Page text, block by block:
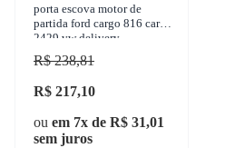
porta escova motor de
partida ford cargo 816 cargo
2429 vw delivery
constellation 24-250 1950-
2018
R$ 238,81
R$ 217,10
ou em 7x de R$ 31,01
sem juros